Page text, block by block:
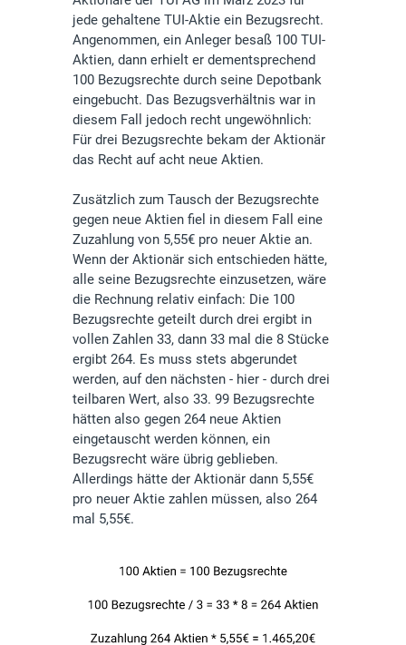
jede gehaltene TUI-Aktie ein Bezugsrecht.
Angenommen, ein Anleger besaß 100 TUI-
Aktien, dann erhielt er dementsprechend
100 Bezugsrechte durch seine Depotbank
eingebucht. Das Bezugsverhältnis war in
diesem Fall jedoch recht ungewöhnlich:
Für drei Bezugsrechte bekam der Aktionär
das Recht auf acht neue Aktien.
Zusätzlich zum Tausch der Bezugsrechte
gegen neue Aktien fiel in diesem Fall eine
Zuzahlung von 5,55€ pro neuer Aktie an.
Wenn der Aktionär sich entschieden hätte,
alle seine Bezugsrechte einzusetzen, wäre
die Rechnung relativ einfach: Die 100
Bezugsrechte geteilt durch drei ergibt in
vollen Zahlen 33, dann 33 mal die 8 Stücke
ergibt 264. Es muss stets abgerundet
werden, auf den nächsten - hier - durch drei
teilbaren Wert, also 33. 99 Bezugsrechte
hätten also gegen 264 neue Aktien
eingetauscht werden können, ein
Bezugsrecht wäre übrig geblieben.
Allerdings hätte der Aktionär dann 5,55€
pro neuer Aktie zahlen müssen, also 264
mal 5,55€.